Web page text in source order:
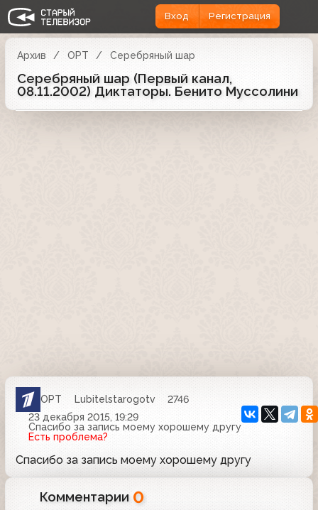
Вход Регистрация
Архив ОРТ Серебряный шар
Серебряный шар (Первый канал,
08.11.2002) Диктаторы. Бенито Муссолини
ОРТ Lubitelstarogotv
2746
23 декабря 2015, 19:29
Спасибо за запись моему хорошему другу
Есть проблема?
Спасибо за запись моему хорошему другу
Комментарии 0